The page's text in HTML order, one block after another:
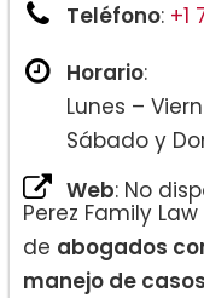
Teléfono: +1
Horario:
Lunes –
Sábado y
Web: No
Perez Family
de abogados
manejo de